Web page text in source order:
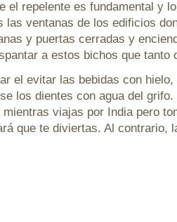
el repelente es fundamental y
las ventanas de los edificios
y puertas cerradas y
a estos bichos que tanto
el evitar las bebidas con
los dientes con agua del grifo.
viajas por India pero
que te diviertas. Al contrario,